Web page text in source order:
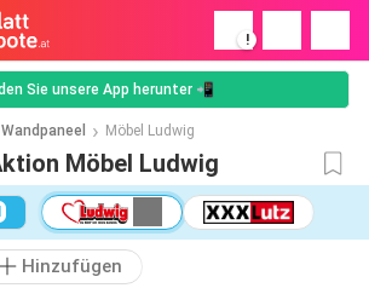
!
Sie unsere App herunter 📲
Wandpaneel Möbel Ludwig
Möbel Ludwig
Hinzufügen